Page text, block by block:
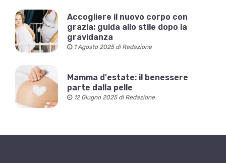
Accogliere il nuovo corpo con
grazia: guida allo stile dopo la
gravidanza
1 Agosto 2025 di Redazione
Mamma d'estate: il benessere
parte dalla pelle
12 Giugno 2025 di Redazione